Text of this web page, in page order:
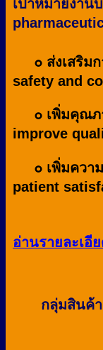
เป้าหมายงาน
๐ ส่งเสริม
safety and
๐ เพิ่มคุณภา
improve
๐ เพิ่มความ
patient
อ่านรายละเอี
กลุ่มสินค้